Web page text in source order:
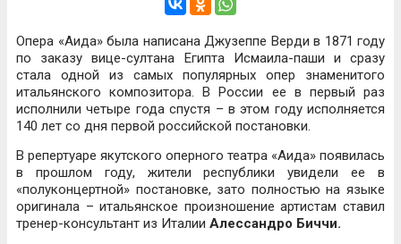
Опера «Аида» была написана Джузеппе Верди в 1871 году
по заказу вице-султана Египта Исмаила-паши и сразу
стала одной из самых популярных опер знаменитого
итальянского композитора. В России ее в первый раз
исполнили четыре года спустя – в этом году исполняется
140 лет со дня первой российской постановки.
В репертуаре якутского оперного театра «Аида» появилась
в прошлом году, жители республики увидели ее в
«полуконцертной» постановке, зато полностью на языке
оригинала – итальянское произношение артистам ставил
тренер-консультант из Италии Алессандро Биччи.